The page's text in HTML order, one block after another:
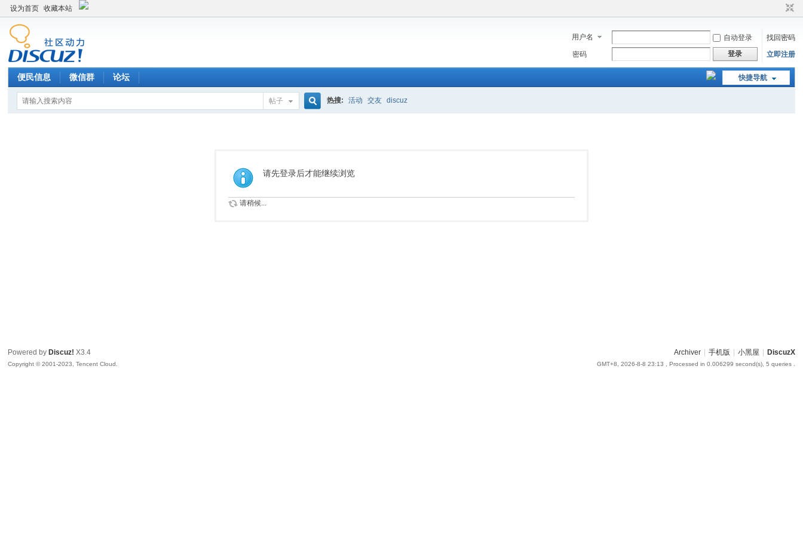
设为首页 收藏本站
用户名 自动登录
找回密码
密码
登录 立即注册
快捷导航
便民信息 微信群 论坛
帖子
索
热搜: 活动 交友 discuz
请先登录后才能继续浏览
请稍候...
Archiver 手机版 小黑屋 DiscuzX
GMT+8, 2026-8-8 23:13 , Processed in 0.006299 second(s), 5 queries .
Powered by Discuz! X3.4
Copyright © 2001-2023, Tencent Cloud.